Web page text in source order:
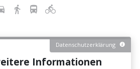
Datenschutzerklärung
Informationen